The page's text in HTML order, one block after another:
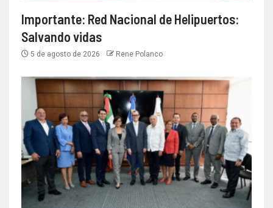
Importante: Red Nacional de Helipuertos:
Salvando vidas
5 de agosto de 2026 Rene Polanco